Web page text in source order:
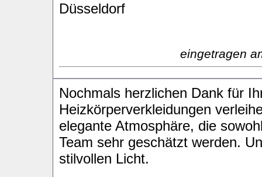
Düsseldorf
eingetragen
Nochmals herzlichen Dank für
Heizkörperverkleidungen
elegante Atmosphäre, die
Team sehr geschätzt werden.
stilvollen Licht.